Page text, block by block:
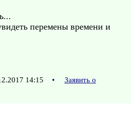
перемены времени и
14:15 •
Заявить о